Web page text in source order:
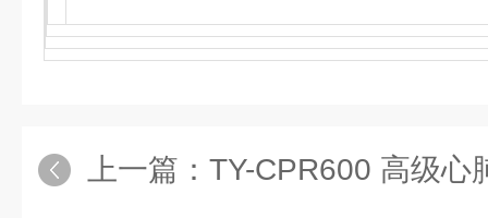
上一篇： TY-CPR600 高级心肺复苏